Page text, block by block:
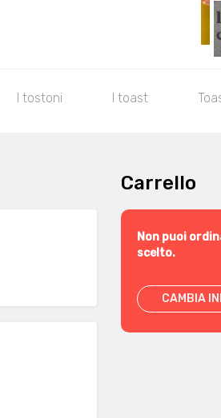
I tostoni I toast
Carrello
Non puoi
scelto.
CAMBIA